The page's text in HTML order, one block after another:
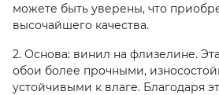
можете быть уверены, что
высочайшего качества.
2. Основа: винил на флизелине.
обои более прочными,
устойчивыми к влаге. Благодаря